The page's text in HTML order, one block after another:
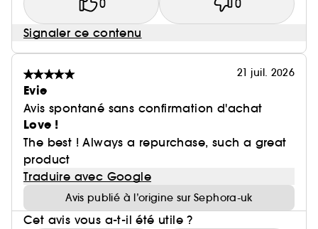
0 0
Signaler ce contenu
21 juil. 2026
Evie
Avis spontané sans confirmation d'achat
Love !
The best ! Always a repurchase, such a great
product
Traduire avec Google
Avis publié à l’origine sur Sephora-uk
Cet avis vous a-t-il été utile ?